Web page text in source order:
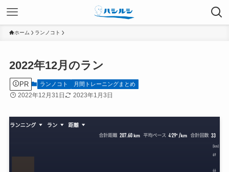
ホーム ランノコト
2022年12月のラン
PR ランノコト 月間トレーニングまとめ
2022年12月31日 2023年1月3日